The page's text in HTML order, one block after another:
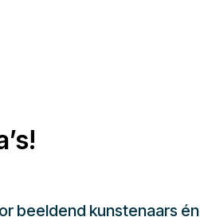
beeldend kunstenaars én